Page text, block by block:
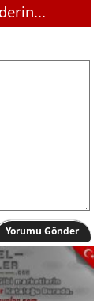
Yorumu Gönder